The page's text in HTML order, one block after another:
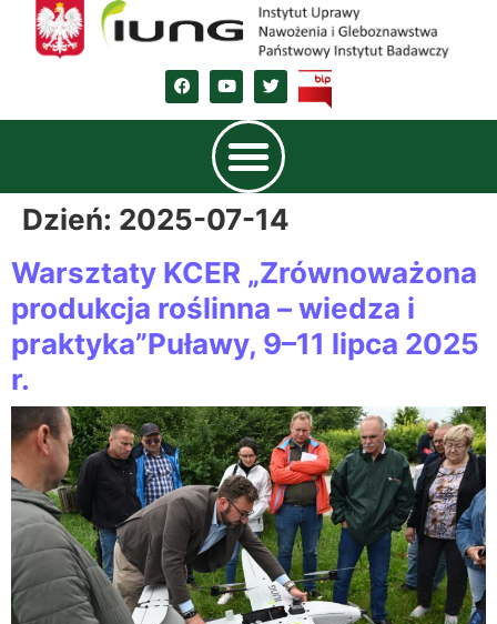
Dzień: 2025-07-14
Warsztaty KCER „Zrównoważona
produkcja roślinna – wiedza i
praktyka”Puławy, 9–11 lipca 2025
r.